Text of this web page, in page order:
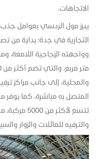
الاتجاهات.
يبرز مول الردسي بعوامل
التجارية في جدة؛ بداية من
والمحلية، إلى جانب مراكز
المتصل به مباشرة، كما يوفر
تتسع لأكثر
والترفيه للعائلات والزوار